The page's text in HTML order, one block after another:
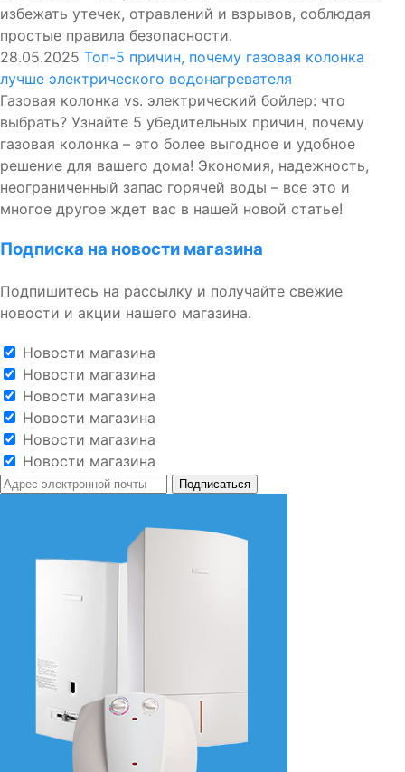
избежать утечек, отравлений и взрывов, соблюдая
простые правила безопасности.
28.05.2025 Топ-5 причин, почему газовая колонка
лучше электрического водонагревателя
Газовая колонка vs. электрический бойлер: что
выбрать? Узнайте 5 убедительных причин, почему
газовая колонка – это более выгодное и удобное
решение для вашего дома! Экономия, надежность,
неограниченный запас горячей воды – все это и
многое другое ждет вас в нашей новой статье!
Подписка на новости магазина
Подпишитесь на рассылку и получайте свежие
новости и акции нашего магазина.
Новости магазина
Новости магазина
Новости магазина
Новости магазина
Новости магазина
Новости магазина